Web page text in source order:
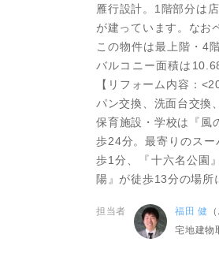
雁行設計。1階部分は
が建っています。なお
この物件は最上階・4
バルコニー面積は
【リフォーム内容：
パン交換、洗面台交換
保育施設・学校は『風
歩24分。最寄りのス
歩1分、『十六名公園
陽』が徒歩13分の場所
担当者 福田 健
宅地建物